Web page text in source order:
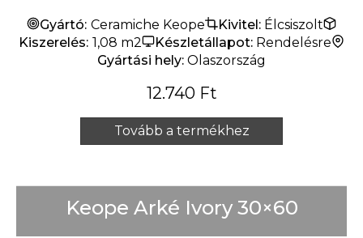
Gyártó: Ceramiche Keope Kivitel: Élcsiszolt
Kiszerelés: 1,08 m2 Készletállapot: Rendelésre
Gyártási hely: Olaszország
12.740 Ft
Tovább a termékhez
Keope Arké Ivory 30×60